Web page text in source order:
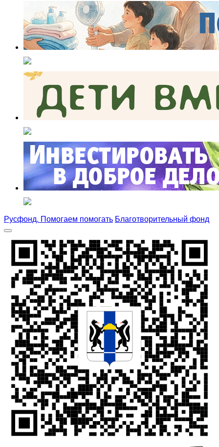
Русфонд. Помогаем помогать Благотворительный фонд